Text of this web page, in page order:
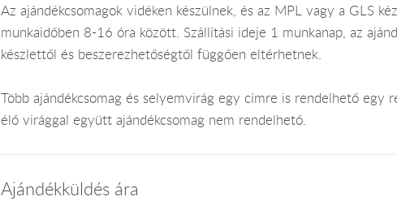
Az ajándékcsomagok vidéken készülnek, és az MPL vagy a GLS
munkaidőben 8-16 óra között. Szállítási ideje 1 munkanap, az
készlettől és beszerezhetőségtől függően eltérhetnek.
Több ajándékcsomag és selyemvirág egy címre is rendelhető egy
élő virággal együtt ajándékcsomag nem rendelhető.
Ajándékküldés ára